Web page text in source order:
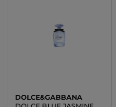
DOLCE&GABBANA